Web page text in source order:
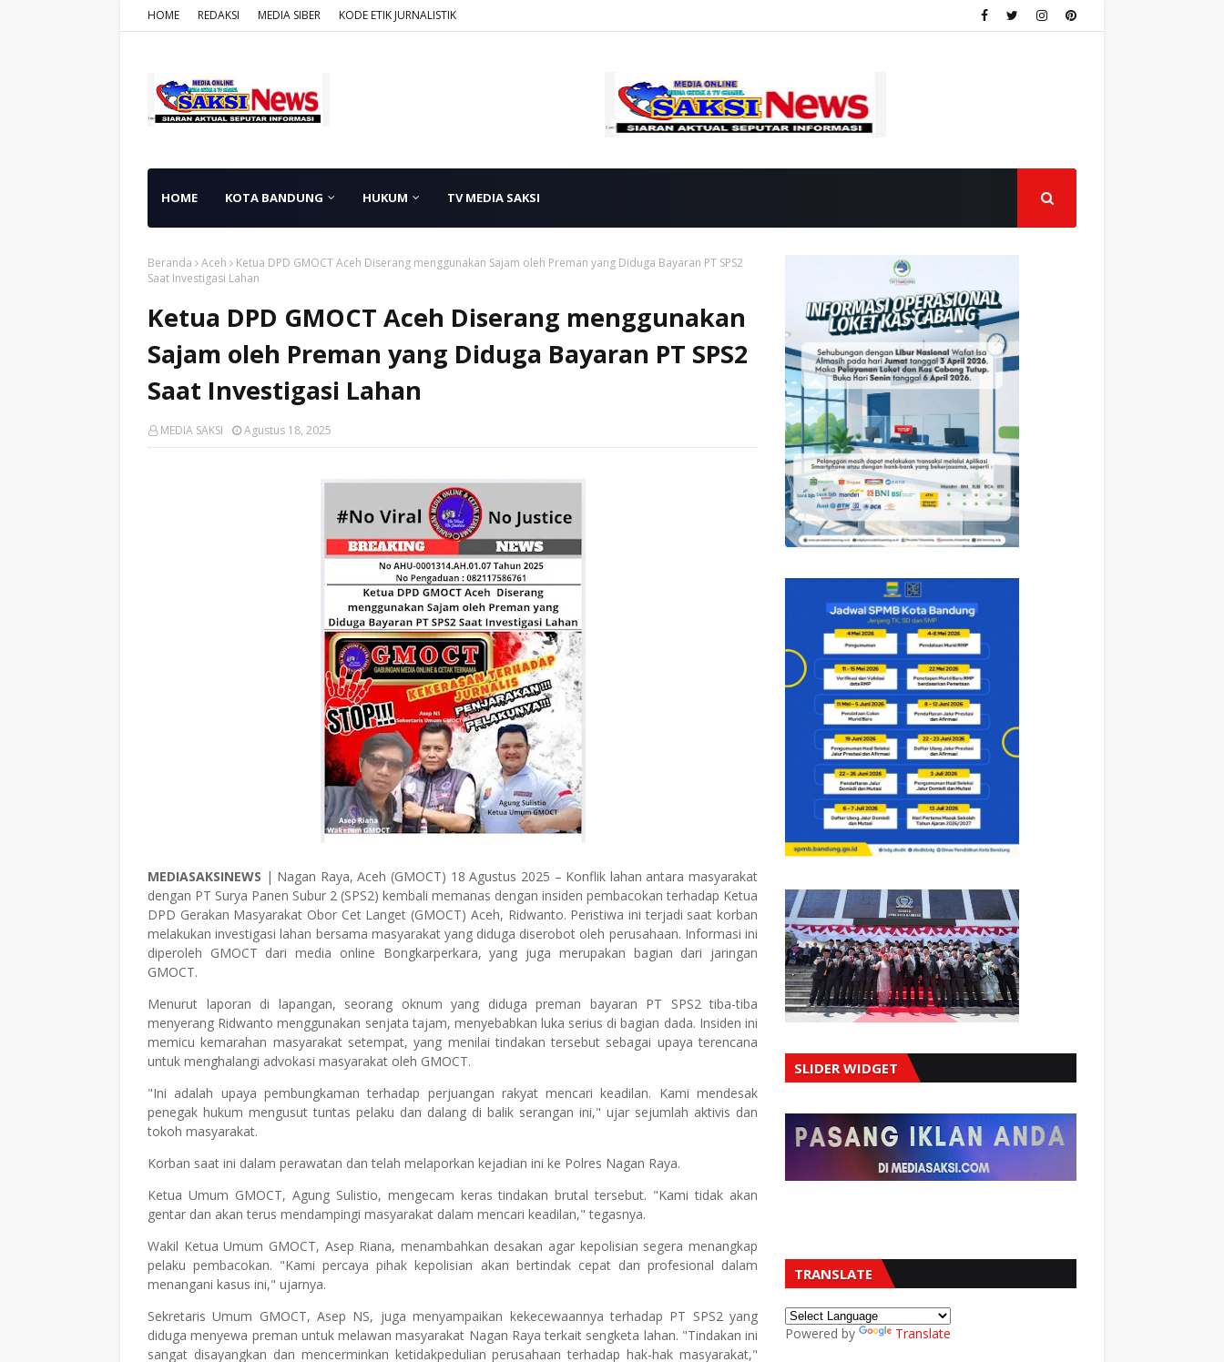
HOME REDAKSI MEDIA SIBER KODE ETIK JURNALISTIK
HOME KOTA BANDUNG HUKUM TV MEDIA SAKSI
Beranda Aceh
Ketua DPD GMOCT Aceh Diserang menggunakan Sajam oleh Preman yang Diduga Bayaran PT SPS2
Saat Investigasi Lahan
Ketua DPD GMOCT Aceh Diserang menggunakan
Sajam oleh Preman yang Diduga Bayaran PT SPS2
Saat Investigasi Lahan
MEDIA SAKSI Agustus 18, 2025
MEDIASAKSINEWS | Nagan Raya, Aceh (GMOCT) 18 Agustus 2025 – Konflik lahan antara masyarakat
dengan PT Surya Panen Subur 2 (SPS2) kembali memanas dengan insiden pembacokan terhadap Ketua
DPD Gerakan Masyarakat Obor Cet Langet (GMOCT) Aceh, Ridwanto. Peristiwa ini terjadi saat korban
melakukan investigasi lahan bersama masyarakat yang diduga diserobot oleh perusahaan. Informasi ini
diperoleh GMOCT dari media online Bongkarperkara, yang juga merupakan bagian dari jaringan
GMOCT.
Menurut laporan di lapangan, seorang oknum yang diduga preman bayaran PT SPS2 tiba-tiba
menyerang Ridwanto menggunakan senjata tajam, menyebabkan luka serius di bagian dada. Insiden ini
memicu kemarahan masyarakat setempat, yang menilai tindakan tersebut sebagai upaya terencana
untuk menghalangi advokasi masyarakat oleh GMOCT.
"Ini adalah upaya pembungkaman terhadap perjuangan rakyat mencari keadilan. Kami mendesak
penegak hukum mengusut tuntas pelaku dan dalang di balik serangan ini," ujar sejumlah aktivis dan
tokoh masyarakat.
Korban saat ini dalam perawatan dan telah melaporkan kejadian ini ke Polres Nagan Raya.
Ketua Umum GMOCT, Agung Sulistio, mengecam keras tindakan brutal tersebut. "Kami tidak akan
gentar dan akan terus mendampingi masyarakat dalam mencari keadilan," tegasnya.
Wakil Ketua Umum GMOCT, Asep Riana, menambahkan desakan agar kepolisian segera menangkap
pelaku pembacokan. "Kami percaya pihak kepolisian akan bertindak cepat dan profesional dalam
menangani kasus ini," ujarnya.
Sekretaris Umum GMOCT, Asep NS, juga menyampaikan kekecewaannya terhadap PT SPS2 yang
diduga menyewa preman untuk melawan masyarakat Nagan Raya terkait sengketa lahan. "Tindakan ini
sangat disayangkan dan mencerminkan ketidakpedulian perusahaan terhadap hak-hak masyarakat,"
SLIDER WIDGET
TRANSLATE
Powered by Translate